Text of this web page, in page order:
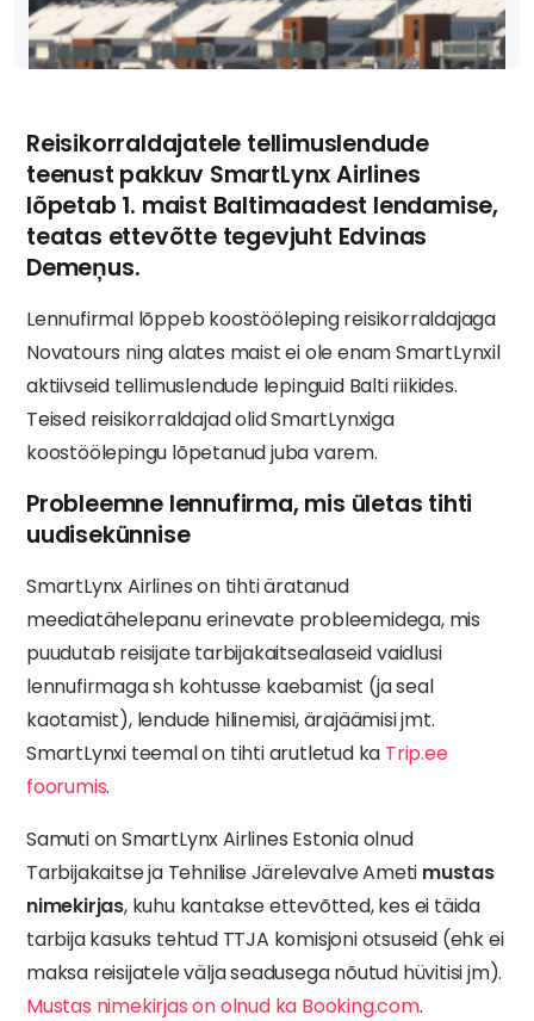
Reisikorraldajatele tellimuslendude
teenust pakkuv SmartLynx Airlines
lõpetab 1. maist Baltimaadest lendamise,
teatas ettevõtte tegevjuht Edvinas
Demeņus.
Lennufirmal lõppeb koostööleping reisikorraldajaga
Novatours ning alates maist ei ole enam SmartLynxil
aktiivseid tellimuslendude lepinguid Balti riikides.
Teised reisikorraldajad olid SmartLynxiga
koostöölepingu lõpetanud juba varem.
Probleemne lennufirma, mis ületas tihti
uudisekünnise
SmartLynx Airlines on tihti äratanud
meediatähelepanu erinevate probleemidega, mis
puudutab reisijate tarbijakaitsealaseid vaidlusi
lennufirmaga sh kohtusse kaebamist (ja seal
kaotamist), lendude hilinemisi, ärajäämisi jmt.
SmartLynxi teemal on tihti arutletud ka Trip.ee
foorumis.
Samuti on SmartLynx Airlines Estonia olnud
Tarbijakaitse ja Tehnilise Järelevalve Ameti mustas
nimekirjas, kuhu kantakse ettevõtted, kes ei täida
tarbija kasuks tehtud TTJA komisjoni otsuseid (ehk ei
maksa reisijatele välja seadusega nõutud hüvitisi jm).
Mustas nimekirjas on olnud ka Booking.com.